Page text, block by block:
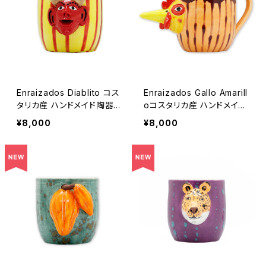
Enraizados Diablito コス
タリカ産 ハンドメイド陶器カ
ップ
¥8,000
Enraizados Gallo Amarill
oコスタリカ産 ハンドメイド
陶器カップ
¥8,000